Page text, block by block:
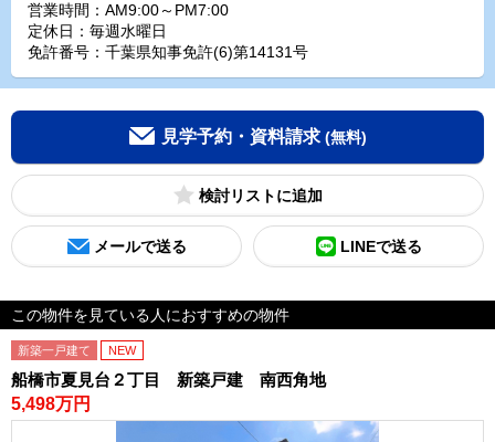
営業時間：AM9:00～PM7:00
定休日：毎週水曜日
免許番号：千葉県知事免許(6)第14131号
見学予約・資料請求 (無料)
検討リスト
メールで送る LINEで送る
この物件を見ている人におすすめの物件
新築一戸建て NEW
船橋市夏見台２丁目 新築戸建 南西角地
5,498万円